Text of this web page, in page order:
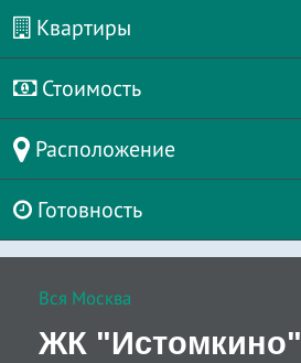
Квартиры
Стоимость
Расположение
Готовность
Вся Москва
ЖК "Истомкино"